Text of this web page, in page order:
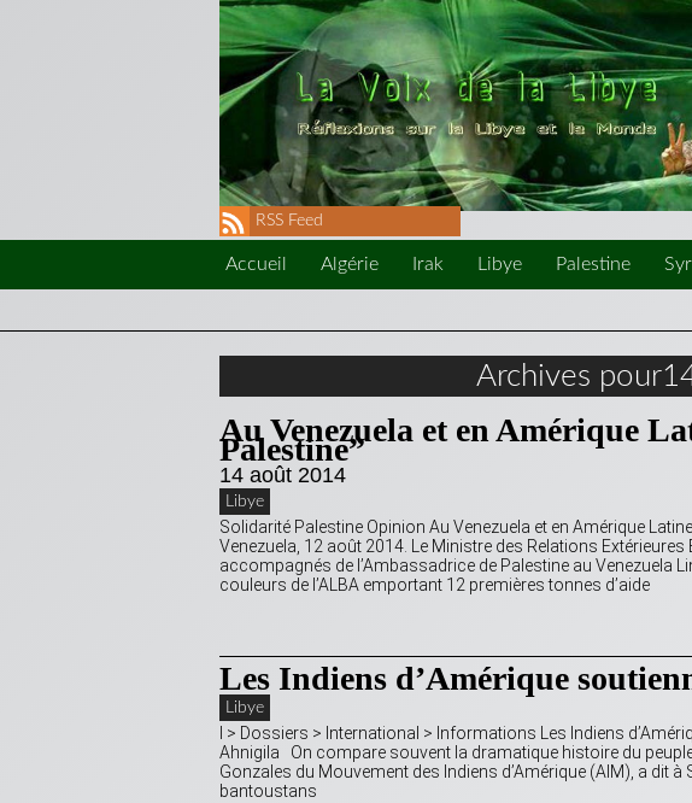
RSS Feed
Accueil Algérie Irak Libye Palestine
Archives
Au Venezuela et en Amérique
Palestine”
14 août 2014
Libye
Solidarité Palestine Opinion Au Venezuela et en Amérique
Venezuela, 12 août 2014. Le Ministre des Relations
accompagnés de l’Ambassadrice de Palestine au Venezuela
couleurs de l’ALBA emportant 12 premières tonnes d’aide
Les Indiens d’Amérique
Libye
l > Dossiers > International > Informations Les Indiens
Ahnigila On compare souvent la dramatique histoire du
Gonzales du Mouvement des Indiens d’Amérique (AIM), a dit
bantoustans